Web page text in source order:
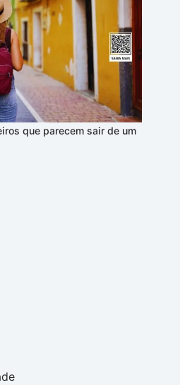
que parecem sair de um